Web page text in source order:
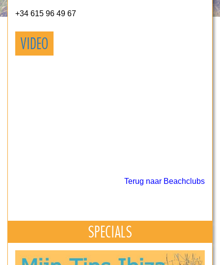
+34 615 96 49 67
VIDEO
Terug naar Beachclubs
SPECIALS